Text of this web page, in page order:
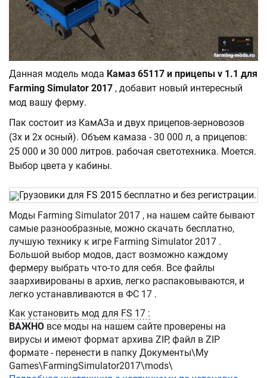
Данная модель мода Камаз 65117 и прицепы v 1.1 для
Farming Simulator 2017 , добавит новый интересный
мод вашу ферму.
Пак состоит из КамАЗа и двух прицепов-зерновозов
(3х и 2х осный). Объем камаза - 30 000 л, а прицепов:
25 000 и 30 000 литров. рабочая светотехника. Моется.
Выбор цвета у кабины.
Грузовики для FS 2015 бесплатно и без регистрации.
Моды Farming Simulator 2017 , на нашем сайте бывают
самые разнообразные, можно скачать бесплатно,
лучшую технику к игре Farming Simulator 2017 .
Большой выбор модов, даст возможно каждому
фермеру выбрать что-то для себя. Все файлы
заархивированы в архив, легко распаковываются, и
легко устанавливаются в ФС 17 .
Как установить мод для FS 17 :
ВАЖНО все моды на нашем сайте проверены на
вирусы и имеют формат архива ZIP, файл в ZIP
формате - перенести в папку Документы\My
Games\FarmingSimulator2017\mods\